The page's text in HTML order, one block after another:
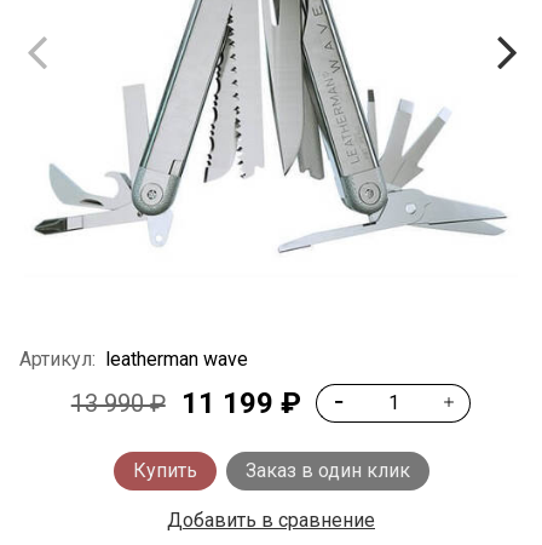
Артикул: leatherman wave
13 990 ₽ 11 199 ₽
Купить Заказ в один клик
Добавить в сравнение